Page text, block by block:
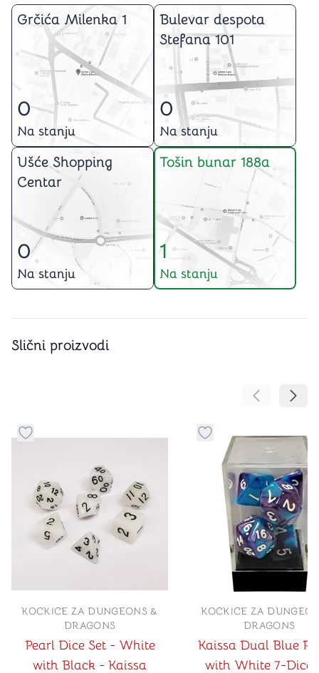
Grčića Milenka 1
0
Na stanju
Bulevar despota
Stefana 101
0
Na stanju
Ušće Shopping
Centar
0
Na stanju
Tošin bunar 188a
1
Na stanju
Slični proizvodi
Pomeranje
Dugme za dodavanje stvari u kategoriju omiljeno
Pearl Dice Set - White
with Black - Kaissa
KOCKICE ZA DUNGEONS &
DRAGONS
Dugme za dodavanje
Kaissa Dual Blue
with White 7-Dice
KOCKICE ZA
DRAGONS